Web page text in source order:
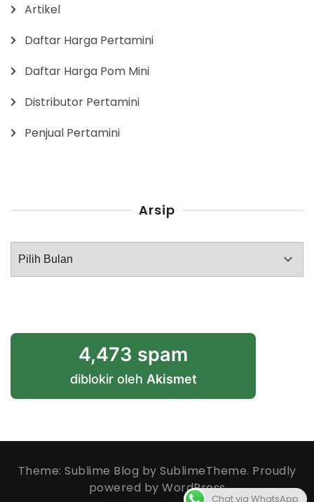
Artikel
Daftar Harga Pertamini
Daftar Harga Pom Mini
Distributor Pertamini
Penjual Pertamini
Arsip
Arsip
4,473 spam
diblokir oleh Akismet
Theme: Sublime Blog by SublimeTheme. Proudly
powered by WordPress
Chat via WhatsApp